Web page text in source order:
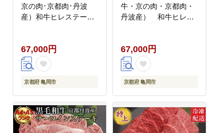
京の肉･京都肉･丹波
産）和牛ヒレステー
枚、サーロイン200gx3
枚）
67,000円
京都府 亀岡市
牛・京の肉・京都肉・
丹波産） 和牛ヒレス
67,000円
京都府 亀岡市